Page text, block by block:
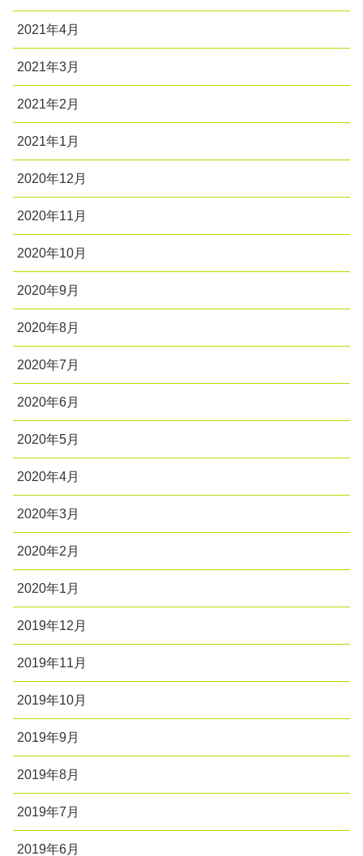
2021年4月
2021年3月
2021年2月
2021年1月
2020年12月
2020年11月
2020年10月
2020年9月
2020年8月
2020年7月
2020年6月
2020年5月
2020年4月
2020年3月
2020年2月
2020年1月
2019年12月
2019年11月
2019年10月
2019年9月
2019年8月
2019年7月
2019年6月